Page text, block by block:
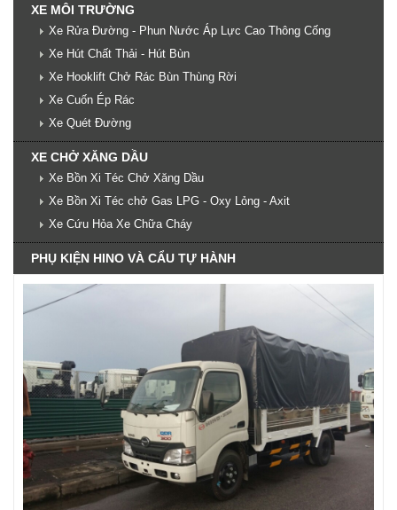
XE MÔI TRƯỜNG
Xe Rửa Đường - Phun Nước Áp Lực Cao Thông Cống
Xe Hút Chất Thải - Hút Bùn
Xe Hooklift Chở Rác Bùn Thùng Rời
Xe Cuốn Ép Rác
Xe Quét Đường
XE CHỞ XĂNG DẦU
Xe Bồn Xi Téc Chở Xăng Dầu
Xe Bồn Xi Téc chở Gas LPG - Oxy Lỏng - Axit
Xe Cứu Hỏa Xe Chữa Cháy
PHỤ KIỆN HINO VÀ CẨU TỰ HÀNH